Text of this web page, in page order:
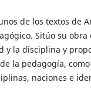
de los textos de
Sitúo su
y la disciplina y
la pedagogía,
naciones e